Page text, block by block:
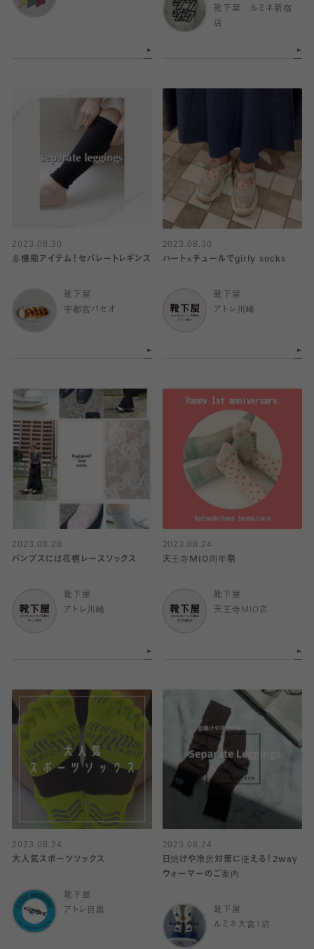
靴下屋 ルミネ新宿
店
2023.08.30
多機能アイテム！セパレートレギンス
靴下屋
宇都宮パセオ
2023.08.30
ハート×チュールでgirly socks
靴下屋
アトレ川崎
2023.08.28
パンプスには花柄レースソックス
靴下屋
アトレ川崎
2023.08.24
天王寺MIO周年祭
靴下屋
天王寺MIO店
2023.08.24
大人気スポーツソックス
靴下屋
アトレ目黒
2023.08.24
日焼けや冷房対策に使える！2way
ウォーマーのご案内
靴下屋
ルミネ大宮1店